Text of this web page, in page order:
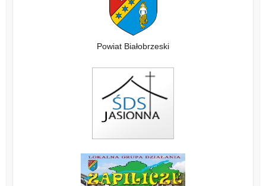
Powiat Białobrzeski